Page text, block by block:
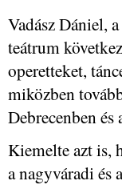
Vadász Dániel,
teátrum
operetteket,
miközben
Debrecenben és
Kiemelte azt is,
a nagyváradi és